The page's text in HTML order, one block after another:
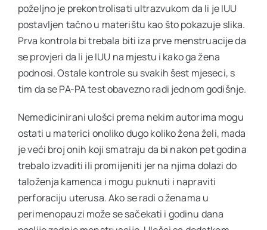
poželjno je prekontrolisati ultrazvukom da li je IUU
postavljen tačno u materištu kao što pokazuje slika.
Prva kontrola bi trebala biti iza prve menstruacije da
se provjeri da li je IUU na mjestu i kako ga žena
podnosi. Ostale kontrole su svakih šest mjeseci, s
tim da se PA-PA test obavezno radi jednom godišnje.
Nemedicinirani ulošci prema nekim autorima mogu
ostati u materici onoliko dugo koliko žena želi, mada
je veći broj onih koji smatraju da bi nakon pet godina
trebalo izvaditi ili promijeniti jer na njima dolazi do
taloženja kamenca i mogu puknuti i napraviti
perforaciju uterusa. Ako se radi o ženama u
perimenopauzi može se sačekati i godinu dana